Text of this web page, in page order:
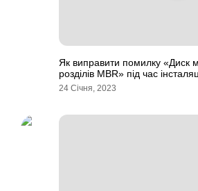
Як виправити помилку «Диск
розділів MBR» під час
24 Січня, 2023